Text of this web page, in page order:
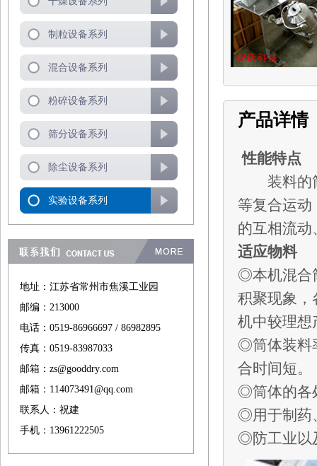
制粒设备系列
混合设备系列
粉碎设备系列
筛分设备系列
除尘设备系列
实验设备系列
地址：江苏省常州市焦溪工业园
邮编：213000
电话：0519-86966697 / 86982895
传真：0519-83987033
邮箱：zs@gooddry.com
邮箱：114073491@qq.com
联系人：祝建
手机：13961222505
产品详情
性能特点
装料的筒
等复合运
的互相流
适应物料
◎本机混合
积聚现象
机中较理想
◎筒体装料
合时间短。
◎筒体的各
◎用于制药
◎防工业以